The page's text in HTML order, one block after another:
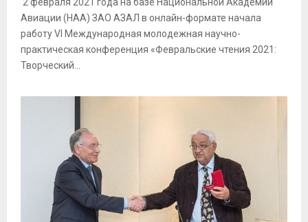
Авиации (НАА) ЗАО АЗАЛ в онлайн-формате начала
работу VI Международная молодежная научно-
практическая конференция «Февральские чтения 2021:
Творческий...